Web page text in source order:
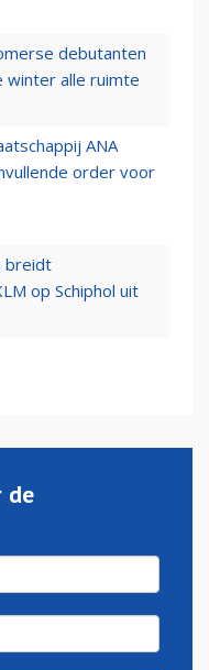
debutanten
winter alle ruimte
ANA
order voor
breidt
op Schiphol uit
de